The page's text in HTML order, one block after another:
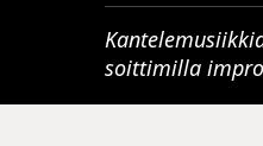
soittimilla